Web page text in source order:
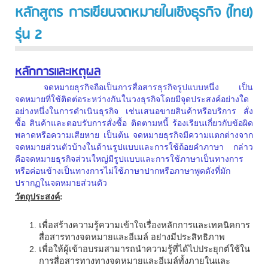
หลักสูตร การเขียนจดหมายในเชิงธุรกิจ (ไทย)
รุ่น 2
หลักการและเหตุผล
จดหมายธุรกิจถือเป็นการสื่อสารธุรกิจรูปแบบหนึ่ง เป็น
จดหมายที่ใช้ติดต่อระหว่างกันในวงธุรกิจโดยมีจุดประสงค์อย่างใด
อย่างหนึ่งในการดำเนินธุรกิจ เช่นเสนอขายสินค้าหรือบริการ สั่ง
ซื้อ สินค้าและตอบรับการสั่งซื้อ ติดตามหนี้ ร้องเรียนเกี่ยวกับข้อผิด
พลาดหรือความเสียหาย เป็นต้น จดหมายธุรกิจมีความแตกต่างจาก
จดหมายส่วนตัวบ้างในด้านรูปแบบและการใช้ถ้อยคำภาษา กล่าว
คือจดหมายธุรกิจส่วนใหญ่มีรูปแบบและการใช้ภาษาเป็นทางการ
หรือค่อนข้างเป็นทางการไม่ใช้ภาษาปากหรือภาษาพูดดังที่มัก
ปรากฏในจดหมายส่วนตัว
วัตถุประสงค์:
เพื่อสร้างความรู้ความเข้าใจเรื่องหลักการและเทคนิคการ
สื่อสารทางจดหมายและอีเมล์ อย่างมีประสิทธิภาพ
เพื่อให้ผู้เข้าอบรมสามารถนำความรู้ที่ได้ไปประยุกต์ใช้ใน
การสื่อสารทางทางจดหมายและอีเมล์ทั้งภายในและ